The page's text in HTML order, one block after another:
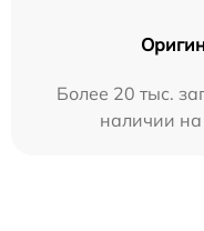
Более 20 тыс.
наличии на